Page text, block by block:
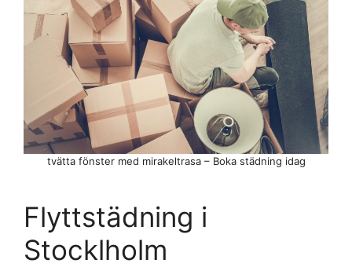
Flyttstädning i
Stocklholm
tvätta fönster med mirakeltrasa – Boka städning idag